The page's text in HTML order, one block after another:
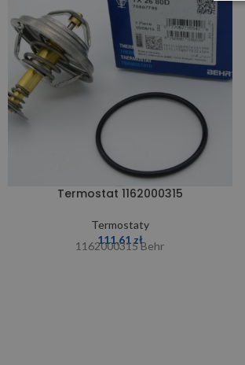
Termostat 1162000315
Termostaty
111,61zł
1162000315 Behr